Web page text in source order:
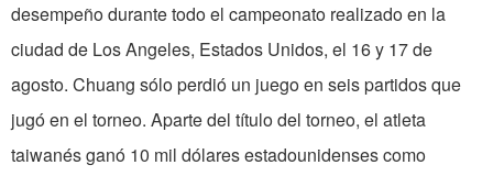
desempeño durante todo el campeonato realizado en la
ciudad de Los Angeles, Estados Unidos, el 16 y 17 de
agosto. Chuang sólo perdió un juego en seis partidos que
jugó en el torneo. Aparte del título del torneo, el atleta
taiwanés ganó 10 mil dólares estadounidenses como